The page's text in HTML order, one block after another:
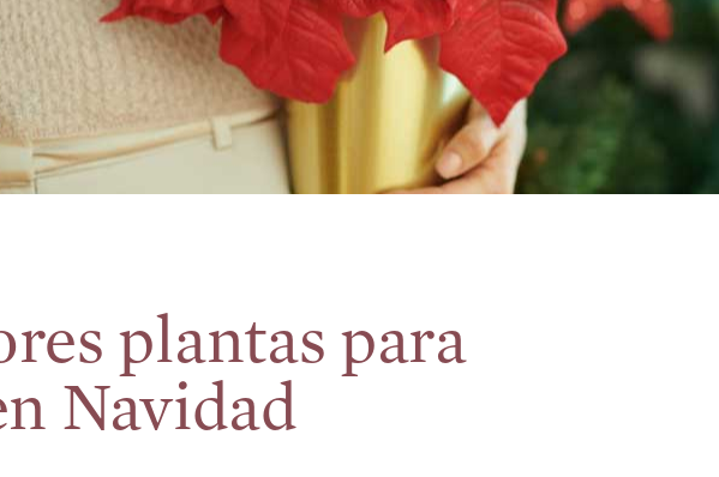
plantas para
Navidad